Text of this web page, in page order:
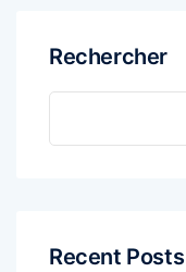
Rechercher
Recent Posts